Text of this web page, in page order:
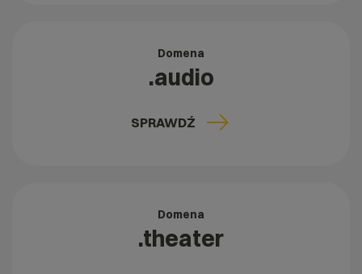
Domena
.audio
SPRAWDŹ
Domena
.theater